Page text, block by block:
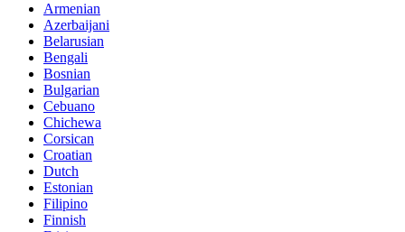
Armenian
Azerbaijani
Belarusian
Bengali
Bosnian
Bulgarian
Cebuano
Chichewa
Corsican
Croatian
Dutch
Estonian
Filipino
Finnish